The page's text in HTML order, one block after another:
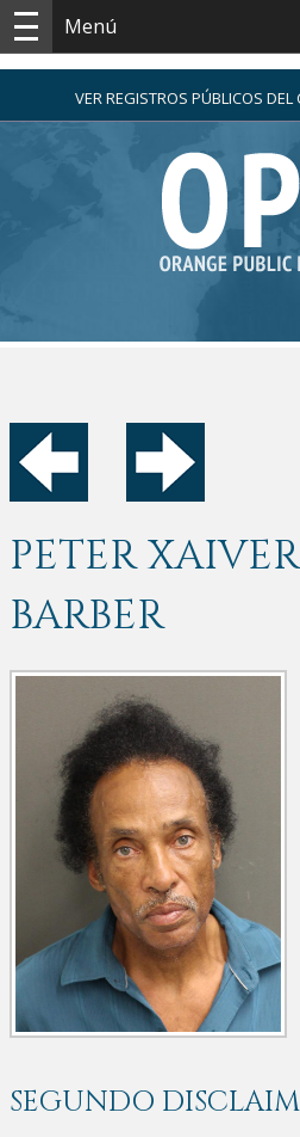
Menú
VER REGISTROS PÚBLICOS
PETER XAIVER
BARBER
SEGUNDO